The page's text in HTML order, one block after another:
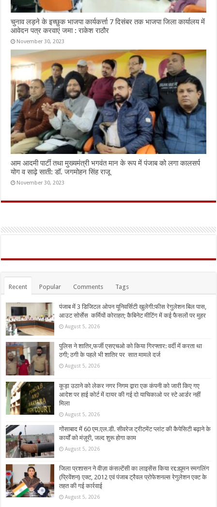
चुनाव लड़ने के इच्छुक भाजपा कार्यकर्त्ता 7 दिसंबर तक भाजपा जिला कार्यालय में
आवेदन पत्र करवाएं जमा : राकेश राठौर
November 30, 2023
आम आदमी पार्टी तथा मुख्यमंत्री भगवंत मान के रूप में पंजाब को लगा कालसर्प
योग व साढ़े साती: डॉ. जगमोहन सिंह राजू
November 30, 2023
Recent Popular Comments Tags
पंजाब में 3 डिजिटल ओपन यूनिवर्सिटी खुलेगी:फीस रेगुलेशन बिल पास,
आउट सोर्सेस कर्मियों कोराहत; कैबिनेट मीटिंग में कई फैसलों पर मुहर
August 5, 2026
पुलिस ने शातिर,फर्जी एसएचओ को किया गिरफ्तार: वर्दी में करता था
ठगी; ठगी के पहले भी शातिर पर सात मामले दर्ज
August 5, 2026
कूड़ा उठाने को लेकर नगर निगम द्वारा एक कंपनी को जारी किए गए
आदेश पर हाई कोर्ट में दायर की गई दो याचिकाओ पर स्टे आर्डर नहीं
मिला
August 5, 2026
गोंसाबाद में 60 एम.एल.डी. सीवरेज ट्रीटमेंट प्लांट की कैपेसिटी बढ़ाने के
कार्यों को मंज़ूरी, जल्द शुरू होगा काम
August 5, 2026
जिला प्रशासन ने वीज़ा कंसल्टेंसी का लाइसेंस किया रद्द:ह्यूमन स्मगलिंग
(प्रिवेंशन) एक्ट, 2012 एवं पंजाब ट्रैवल प्रोफेशनल्स रेगुलेशन एक्ट के
तहत की गई कार्रवाई
August 5, 2026